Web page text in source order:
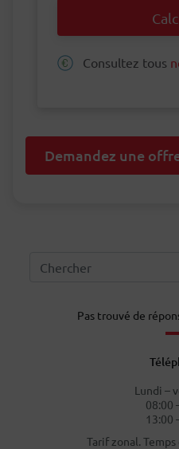
Consultez tous
Demandez une
Pas trouvé de
Lundi –
08:00
13:00
Tarif zonal.